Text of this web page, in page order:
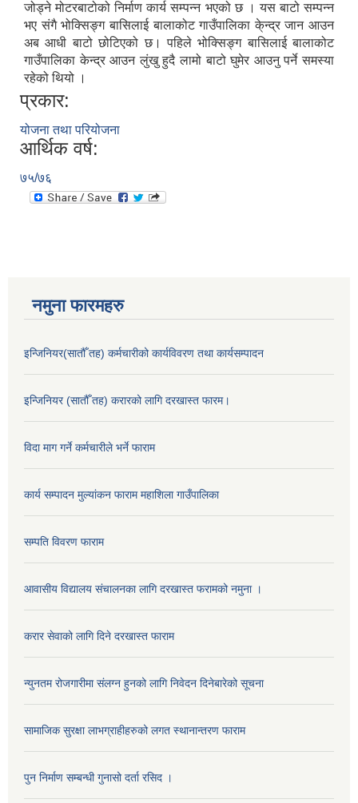
जोड्ने मोटरबाटोको निर्माण कार्य सम्पन्न भएको छ । यस बाटो सम्पन्न
भए संगै भोक्सिङ्ग बासिलाई बालाकोट गाउँपालिका के्न्द्र जान आउन
अब आधी बाटो छोटिएको छ। पहिले भोक्सिङ्ग बासिलाई बालाकोट
गाउँपालिका केन्द्र आउन लुंखु हुदै लामो बाटो घुमेर आउनु पर्ने समस्या
रहेको थियो ।
प्रकार:
योजना तथा परियोजना
आर्थिक वर्ष:
७५/७६
नमुना फारमहरु
इन्जिनियर(सातौँ तह) कर्मचारीको कार्यविवरण तथा कार्यसम्पादन
इन्जिनियर (सातौँ तह) करारको लागि दरखास्त फारम।
विदा माग गर्ने कर्मचारीले भर्ने फाराम
कार्य सम्पादन मुल्यांकन फाराम महाशिला गाउँपालिका
सम्पति विवरण फाराम
आवासीय विद्यालय संचालनका लागि दरखास्त फरामको नमुना ।
करार सेवाको लागि दिने दरखास्त फाराम
न्युनतम रोजगारीमा संलग्न हुनको लागि निवेदन दिनेबारेको सूचना
सामाजिक सुरक्षा लाभग्राहीहरुको लगत स्थानान्तरण फाराम
पुन निर्माण सम्बन्धी गुनासो दर्ता रसिद ।